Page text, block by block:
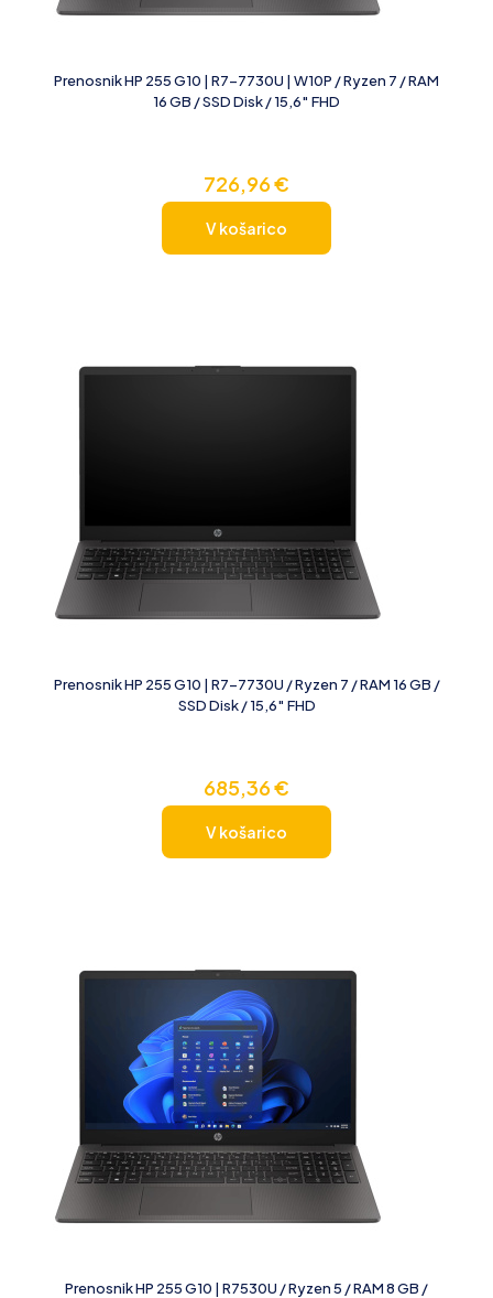
Prenosnik HP 255 G10 | R7-7730U | W10P / Ryzen 7 / RAM
16 GB / SSD Disk / 15,6″ FHD
726,96€
V košarico
Prenosnik HP 255 G10 | R7-7730U / Ryzen 7 / RAM 16 GB /
SSD Disk / 15,6″ FHD
685,36€
V košarico
Prenosnik HP 255 G10 | R7530U / Ryzen 5 / RAM 8 GB /